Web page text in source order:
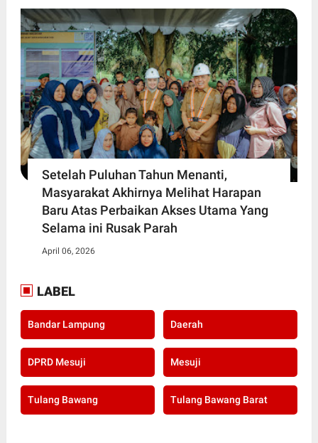
Setelah Puluhan Tahun Menanti,
Masyarakat Akhirnya Melihat Harapan
Baru Atas Perbaikan Akses Utama Yang
Selama ini Rusak Parah
April 06, 2026
LABEL
Bandar Lampung Daerah
DPRD Mesuji Mesuji
Tulang Bawang Tulang Bawang Barat